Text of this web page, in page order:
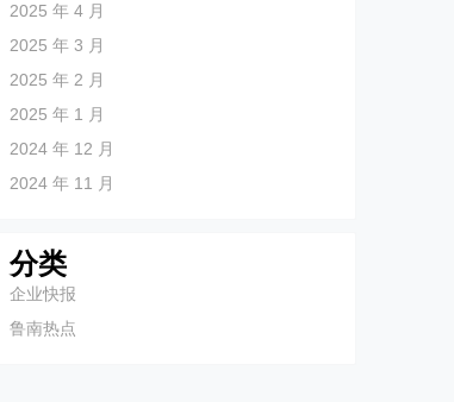
2025 年 4 月
2025 年 3 月
2025 年 2 月
2025 年 1 月
2024 年 12 月
2024 年 11 月
分类
企业快报
鲁南热点